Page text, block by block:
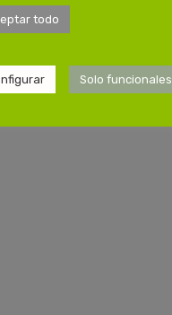
todo
Solo funcionales